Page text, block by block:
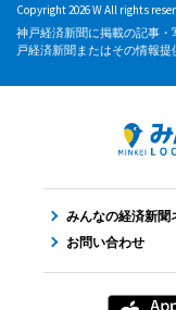
Copyright 2026 W All rights
神戸経済新聞に掲載の記事
戸経済新聞またはその情報提
みんなの経済新聞
お問い合わせ